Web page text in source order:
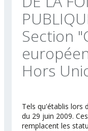
Section
Hors
Tels qu'établis lors
du 29 juin 2009.
remplacent les